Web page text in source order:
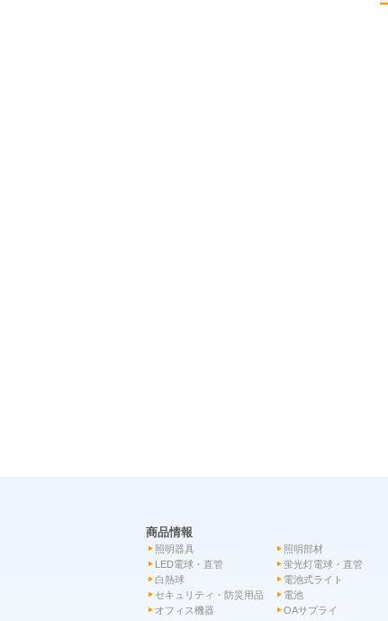
商品情報
照明器具
照明部材
LED電球・直管
蛍光灯電球・直管
白熱球
電池式ライト
セキュリティ・防災用品
電池
オフィス機器
OAサプライ